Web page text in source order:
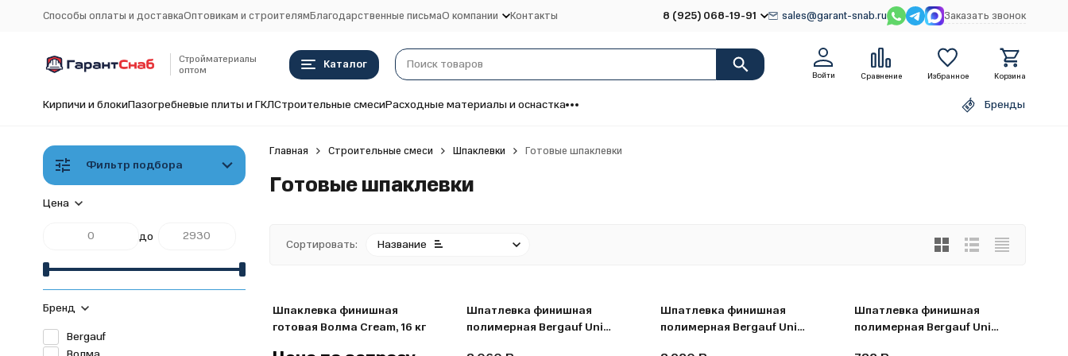
Способы оплаты и доставкаОптовикам и строителямБлагодарственные письмаО компании Контакты 8 (925) 068-19-91 sales@garant-snab.ru Заказать звонок
Стройматериалы
оптом
Каталог
Войти Сравнение Избранное Корзина
Кирпичи и блокиПазогребневые плиты и ГКЛСтроительные смесиРасходные материалы и оснастка Бренды
Главная Строительные смеси Шпаклевки Готовые шпаклевки
Готовые шпаклевки
Сортировать: Название
Шпаклевка финишная
готовая Волма Сream, 16 кг
Шпатлевка финишная
полимерная Bergauf Uni
Шпатлевка финишная
полимерная Bergauf Uni
Шпатлевка финишная
полимерная Bergauf Uni
Фильтр подбора
Цена
до
Бренд
Bergauf